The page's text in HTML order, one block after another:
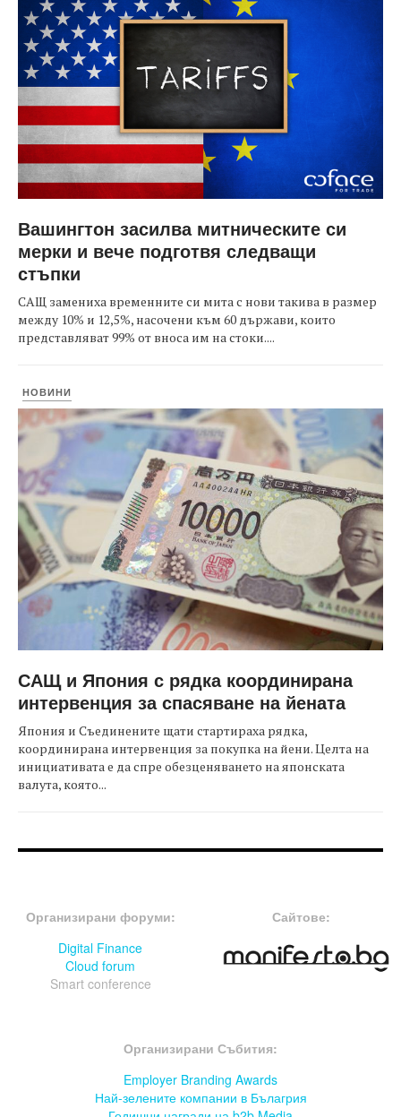
Вашингтон засилва митническите си
мерки и вече подготвя следващи
стъпки
САЩ замениха временните си мита с нови такива в размер
между 10% и 12,5%, насочени към 60 държави, които
представляват 99% от вноса им на стоки....
НОВИНИ
САЩ и Япония с рядка координирана
интервенция за спасяване на йената
Япония и Съединените щати стартираха рядка,
координирана интервенция за покупка на йени. Целта на
инициативата е да спре обезценяването на японската
валута, която...
Организирани форуми:
Digital Finance
Cloud forum
Smart conference
Сайтове:
Организирани Събития:
Employer Branding Awards
Най-зелените компании в Бълагрия